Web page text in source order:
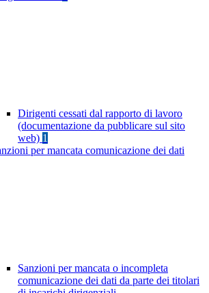
Dirigenti cessati dal rapporto di lavoro
(documentazione da pubblicare sul sito
web) 1
per mancata comunicazione dei dati
Sanzioni per mancata o incompleta
comunicazione dei dati da parte dei titolari